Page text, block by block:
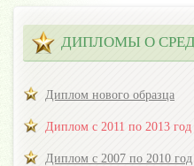
ДИПЛОМЫ О
Диплом нового образца
Диплом с 2011 по 2013 год
Диплом с 2007 по 2010 год